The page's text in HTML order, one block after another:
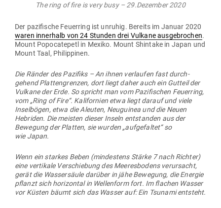
The ring of fire is very busy – 29.Dezember 2020
Der pazi­fische Feu­erring ist unruhig. Bereits im Januar 2020
waren innerhalb von 24 Stunden drei Vulkane aus­ge­brochen.
Mount Popo­ca­tepetl in Mexiko. Mount Shintake in Japan und
Mount Taal, Philippinen.
Die Ränder des Pazifiks – An ihnen ver­laufen fast durch­
gehend Plat­ten­grenzen, dort liegt daher auch ein Gutteil der
Vulkane der Erde. So spricht man vom Pazi­fi­schen Feu­erring,
vom „Ring of Fire“. Kali­fornien etwa liegt darauf und viele
Insel­bögen, etwa die Aleuten, Neu­guinea und die Neuen
Hebriden. Die meisten dieser Inseln ent­standen aus der
Bewegung der Platten, sie wurden „auf­ge­faltet“ so
wie Japan.
Wenn ein starkes Beben (min­destens Stärke 7 nach Richter)
eine ver­tikale Ver­schiebung des Mee­res­bodens ver­ur­sacht,
gerät die Was­ser­säule darüber in jähe Bewegung, die Energie
pflanzt sich hori­zontal in Wel­lenform fort. Im flachen Wasser
vor Küsten bäumt sich das Wasser auf: Ein Tsunami entsteht.